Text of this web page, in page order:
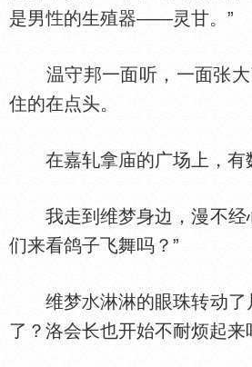
是男
的生殖器——灵甘。”
温守邦一面听，一面张大
住的在点头。
在嘉轧拿庙的广场上，有
我走到维梦身边，漫不经
们来看鸽子飞舞吗？”
维梦
淋淋的眼珠转动了
了？洛会长也开始不耐烦起来